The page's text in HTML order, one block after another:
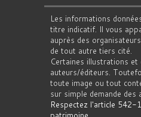
Les informations
titre indicatif. Il vous
auprès des
de tout autre tiers cité.
Certaines illustrations
auteurs/éditeurs.
toute image ou tout
sur simple demande des
Respectez l'article 542-